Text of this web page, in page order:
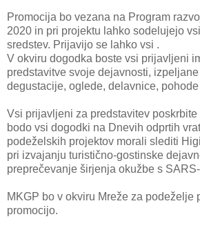
Promocija bo vezana na Program
2020 in pri projektu lahko sodelujejo
sredstev. Prijavijo se lahko vsi .
V okviru dogodka boste vsi prijavljeni
predstavitve svoje dejavnosti,
degustacije, oglede, delavnice,
Vsi prijavljeni za predstavitev poskrbite
bodo vsi dogodki na Dnevih odprtih
podeželskih projektov morali slediti
pri izvajanju turistično-gostinske
preprečevanje širjenja okužbe s
MKGP bo v okviru Mreže za podeželje
promocijo.